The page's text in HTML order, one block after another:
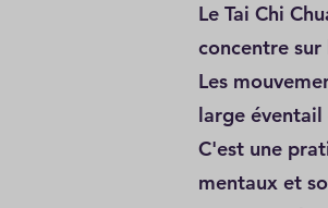
Le Tai Chi
concentre
Les
large
C'est une
mentaux et